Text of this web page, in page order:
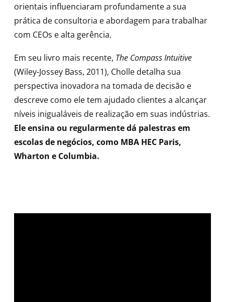
orientais influenciaram profundamente a sua
prática de consultoria e abordagem para trabalhar
com CEOs e alta gerência.
Em seu livro mais recente, The Compass Intuitive
(Wiley-Jossey Bass, 2011), Cholle detalha sua
perspectiva inovadora na tomada de decisão e
descreve como ele tem ajudado clientes a alcançar
níveis inigualáveis de realização em suas indústrias.
Ele ensina ou regularmente dá palestras em
escolas de negócios, como MBA HEC Paris,
Wharton e Columbia.